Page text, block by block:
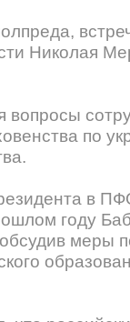
Николая
вопросы
по
в
году
меры